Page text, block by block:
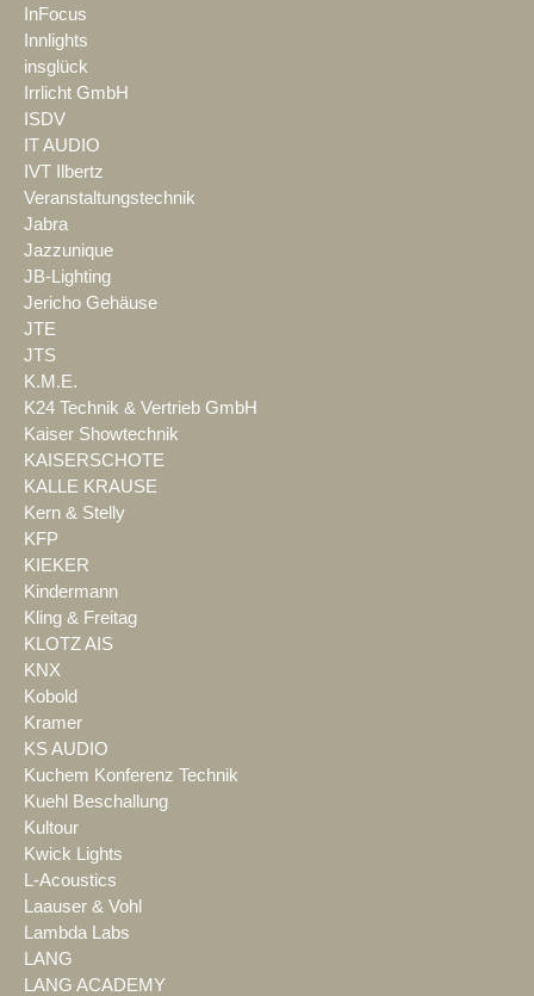
InFocus
Innlights
insglück
Irrlicht GmbH
ISDV
IT AUDIO
IVT Ilbertz
Veranstaltungstechnik
Jabra
Jazzunique
JB-Lighting
Jericho Gehäuse
JTE
JTS
K.M.E.
K24 Technik & Vertrieb GmbH
Kaiser Showtechnik
KAISERSCHOTE
KALLE KRAUSE
Kern & Stelly
KFP
KIEKER
Kindermann
Kling & Freitag
KLOTZ AIS
KNX
Kobold
Kramer
KS AUDIO
Kuchem Konferenz Technik
Kuehl Beschallung
Kultour
Kwick Lights
L-Acoustics
Laauser & Vohl
Lambda Labs
LANG
LANG ACADEMY